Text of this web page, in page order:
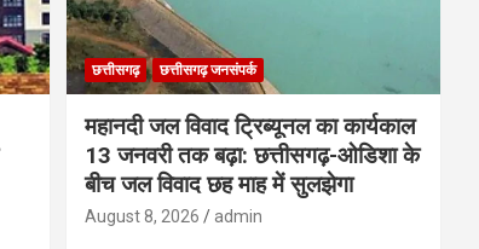
छत्तीसगढ़ छत्तीसगढ़ जनसंपर्क
महानदी जल विवाद ट्रिब्यूनल का कार्यकाल
13 जनवरी तक बढ़ा: छत्तीसगढ़-ओडिशा के
बीच जल विवाद छह माह में सुलझेगा
August 8, 2026 admin